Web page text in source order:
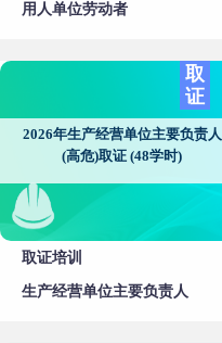
用人单位劳动者
取
证
2026年生产经营单位主要负责人
(高危)取证 (48学时)
取证培训
生产经营单位主要负责人